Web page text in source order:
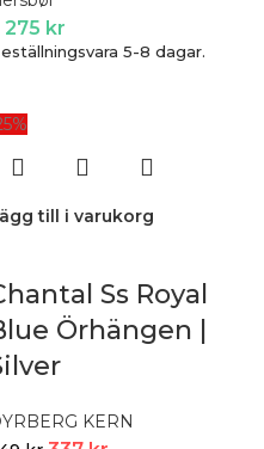
275 kr
5-8 dagar.
till i varukorg
Ss Royal
Örhängen |
KERN